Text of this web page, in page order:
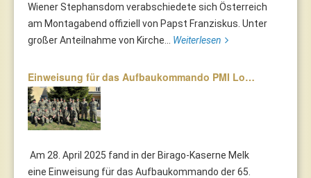
Wiener Stephansdom verabschiedete sich Österreich
am Montagabend offiziell von Papst Franziskus. Unter
großer Anteilnahme von Kirche... Weiterlesen
Einweisung für das Aufbaukommando PMI Lo…
Am 28. April 2025 fand in der Birago-Kaserne Melk
eine Einweisung für das Aufbaukommando der 65.